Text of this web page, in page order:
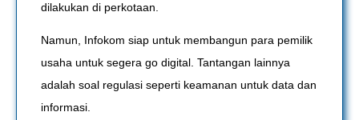
dilakukan di perkotaan.
Namun, Infokom siap untuk membangun para pemilik
usaha untuk segera go digital. Tantangan lainnya
adalah soal regulasi seperti keamanan untuk data dan
informasi.